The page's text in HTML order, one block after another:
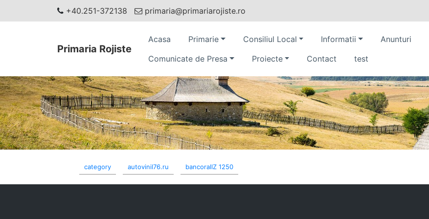
+40.251-372138 primaria@primariarojiste.ro
Primaria Rojiste
Acasa Primarie Consiliul Local Informatii Anunturi
Comunicate de Presa
Proiecte Contact test
category autovinil76.ru bancorallZ 1250